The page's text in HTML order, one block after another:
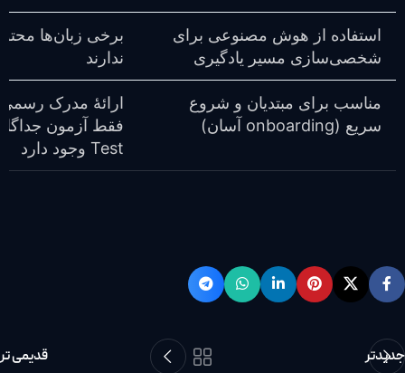
استفاده از هوش مصنوعی برای
شخصی‌سازی مسیر یادگیری
برخی زبان‌ها
ندارند
مناسب برای مبتدیان و شروع
سریع (onboarding آسان)
ارائهٔ مدرک
Test وجود دارد
جدیدتر قدیمی تر